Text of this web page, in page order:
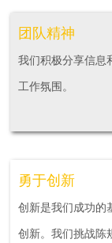
团队精神
我们积极分享信息
工作氛围。
勇于创新
创新是我们成功的
创新。我们挑战陈